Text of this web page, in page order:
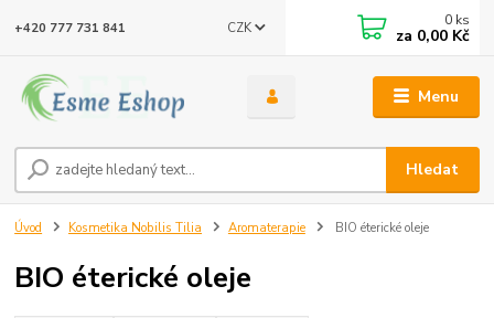
Menu
CZK
Hledat
+420 777 731 841 0 ks
za 0,00 Kč
Úvod Kosmetika Nobilis Tilia Aromaterapie BIO éterické oleje
BIO éterické oleje